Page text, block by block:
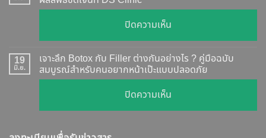
ยี่ห้อ
แบบ
วัน
ผล
?
เจาะ
ปิดความเห็น
รีวิว
เคส
หน้า
เรียว
รูป
19
มิ.ย.
เจาะลึก Botox กับ Filler ต่างกันอย่างไร ? คู่มือฉบับ
สมบูรณ์สำหรับคนอยากหน้าเป๊ะแบบปลอดภัย
ปิดความเห็น
เจาะ